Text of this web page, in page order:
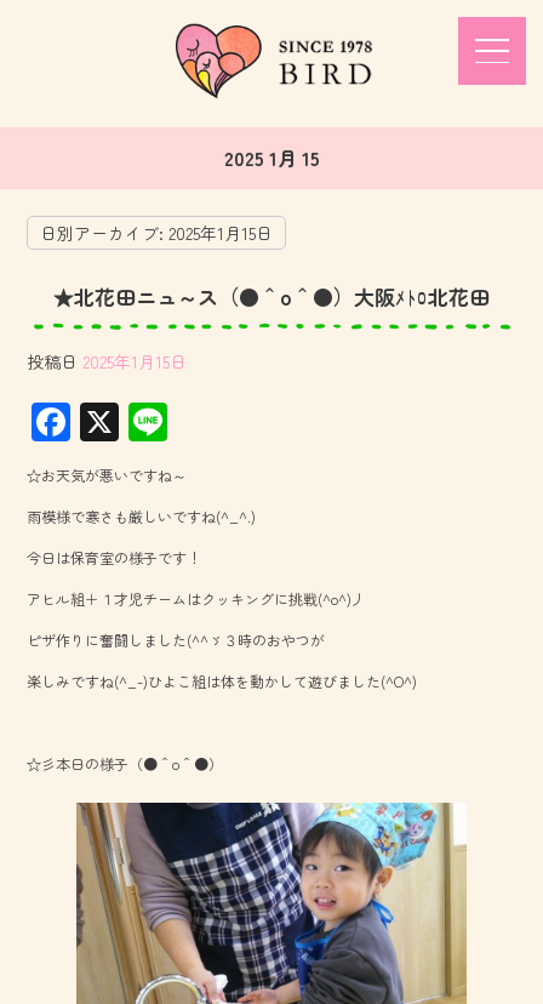
2025 1月 15
日別アーカイブ:2025年1月15日
★北花田ニュ～ス（●＾o＾●）大阪ﾒﾄﾛ北花田
投稿日 2025年1月15日
F
ac
e
b
o
ok
X
ne
☆お天気が悪いですね～
雨模様で寒さも厳しいですね(^_^.)
今日は保育室の様子です！
アヒル組＋１才児チームはクッキングに挑戦(^o^)丿
ピザ作りに奮闘しました(^^ゞ３時のおやつが
楽しみですね(^_-)ひよこ組は体を動かして遊びました(^O^)
☆彡本日の様子（●＾o＾●）